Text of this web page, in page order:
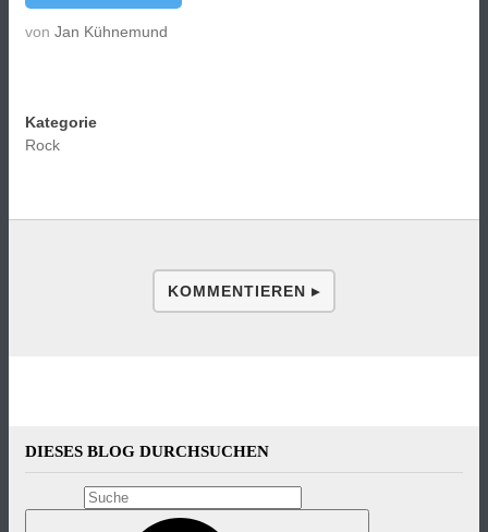
von Jan Kühnemund
Kategorie
Rock
KOMMENTIEREN ▸
DIESES BLOG DURCHSUCHEN